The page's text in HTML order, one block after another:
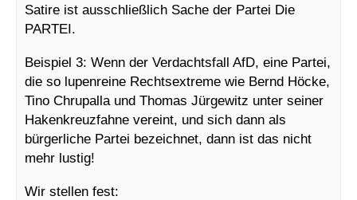
Satire ist ausschließlich Sache der Partei Die
PARTEI.
Beispiel 3: Wenn der Verdachtsfall AfD, eine Partei,
die so lupenreine Rechtsextreme wie Bernd Höcke,
Tino Chrupalla und Thomas Jürgewitz unter seiner
Hakenkreuzfahne vereint, und sich dann als
bürgerliche Partei bezeichnet, dann ist das nicht
mehr lustig!
Wir stellen fest: